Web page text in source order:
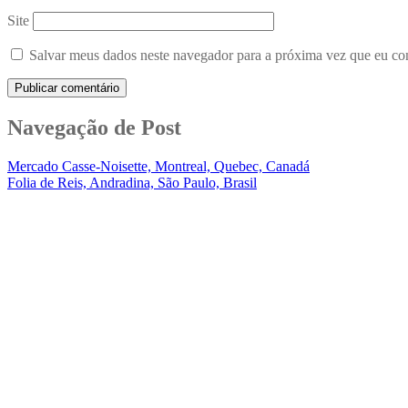
Site
Salvar meus dados neste navegador para a próxima vez que eu
Navegação de Post
Mercado Casse-Noisette, Montreal, Quebec, Canadá
Folia de Reis, Andradina, São Paulo, Brasil